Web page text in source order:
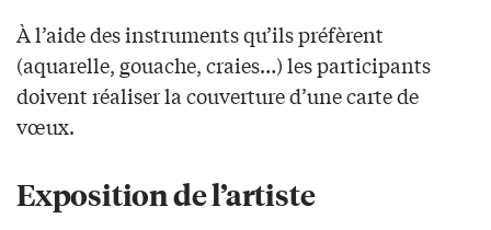
À l’aide des instruments qu’ils préfèrent
(aquarelle, gouache, craies…) les participants
doivent réaliser la couverture d’une carte de
vœux.
Exposition de l’artiste